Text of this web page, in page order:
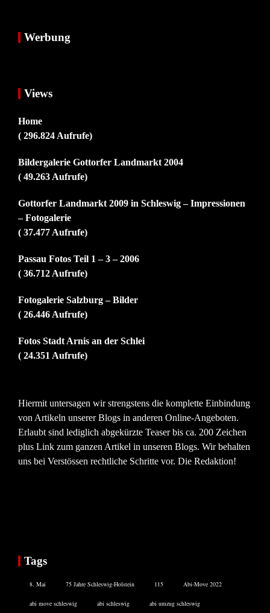
Werbung
Views
Home
( 296.824 Aufrufe)
Bildergalerie Gottorfer Landmarkt 2004
( 49.263 Aufrufe)
Gottorfer Landmarkt 2009 in Schleswig – Impressionen
– Fotogalerie
( 37.477 Aufrufe)
Passau Fotos Teil 1 – 3 – 2006
( 36.712 Aufrufe)
Fotogalerie Salzburg – Bilder
( 26.446 Aufrufe)
Fotos Stadt Arnis an der Schlei
( 24.351 Aufrufe)
Hiermit untersagen wir strengstens die komplette Einbindung
von Artikeln unserer Blogs in anderen Online-Angeboten.
Erlaubt sind lediglich abgekürzte Teaser bis ca. 200 Zeichen
plus Link zum ganzen Artikel in unseren Blogs. Wir behalten
uns bei Verstössen rechtliche Schritte vor. Die Redaktion!
Tags
8. Mai 75 Jahre Schleswig-Holstein 115 Abi-Move 2022
abi move schleswig abi schleswig abi umzug schleswig